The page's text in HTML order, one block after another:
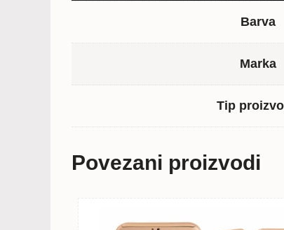
Barva
Marka
Tip
Povezani proizvodi